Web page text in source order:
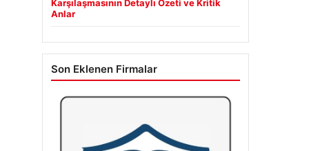
Karşılaşmasının Detaylı Özeti ve Kritik
Anlar
Son Eklenen Firmalar